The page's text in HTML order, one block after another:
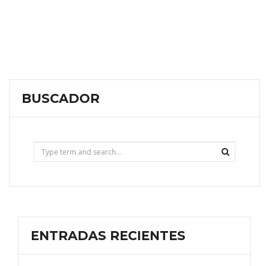
BUSCADOR
ENTRADAS RECIENTES